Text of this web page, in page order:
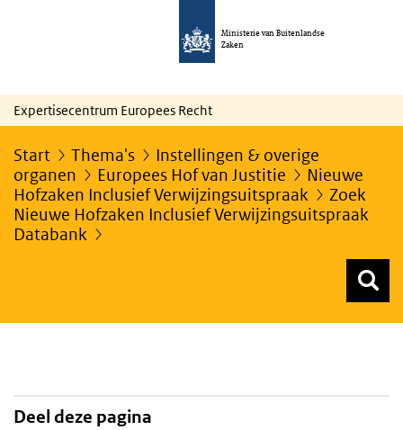
Ministerie van Buitenlandse
Zaken
Expertisecentrum Europees Recht
Start Thema's
Instellingen & overige
organen
Europees Hof van Justitie
Nieuwe
Hofzaken Inclusief Verwijzingsuitspraak
Zoek
Nieuwe Hofzaken Inclusief Verwijzingsuitspraak
Databank
Deel deze pagina